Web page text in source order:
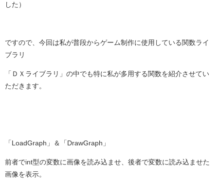
した）
ですので、今回は私が普段からゲーム制作に使用している関数ライ
ブラリ
「ＤＸライブラリ」の中でも特に私が多用する関数を紹介させてい
ただきます。
「LoadGraph」＆「DrawGraph」
前者でint型の変数に画像を読み込ませ、後者で変数に読み込ませた
画像を表示。